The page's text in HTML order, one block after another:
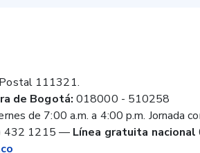
111321.
de Bogotá: 018000 - 510258
de 7:00 a.m. a 4:00 p.m. Jornada
432 1215 — Línea gratuita nacional